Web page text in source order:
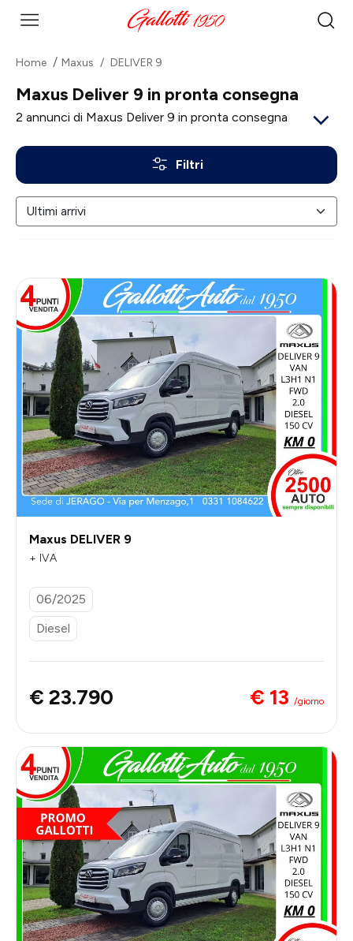
Home Maxus DELIVER 9
Maxus Deliver 9 in pronta consegna
2 annunci di Maxus Deliver 9 in pronta consegna
Filtri
Maxus DELIVER 9
+ IVA
06/2025
Diesel
€ 23.790 € 13 /giorno